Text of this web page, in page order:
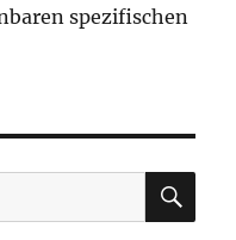
spezifischen